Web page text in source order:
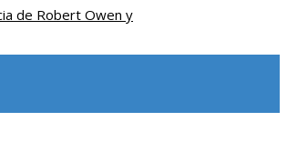
de Robert Owen y